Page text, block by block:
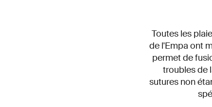
Toutes les
de l'Empa ont
permet de
troubles de
sutures non